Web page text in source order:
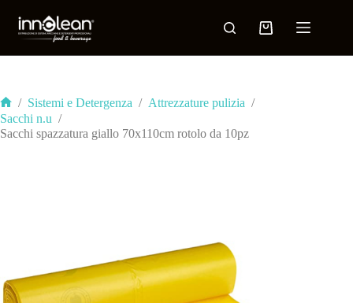
/ Sistemi e Detergenza / Attrezzature pulizia /
Sacchi n.u /
Sacchi spazzatura giallo 70x110cm rotolo da 10pz